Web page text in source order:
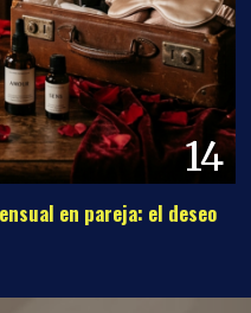
14
en pareja: el deseo